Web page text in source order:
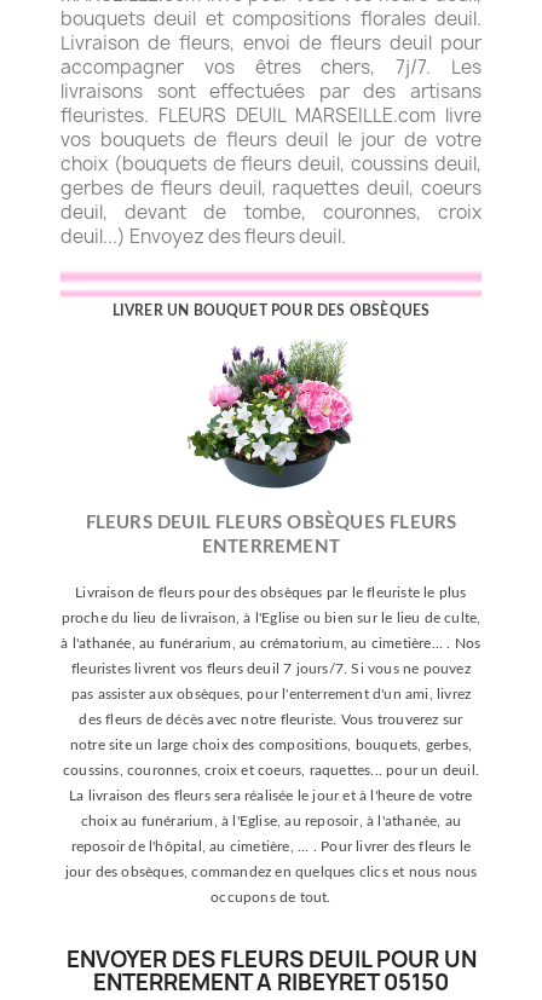
bouquets deuil et compositions florales deuil.
Livraison de fleurs, envoi de fleurs deuil pour
accompagner vos êtres chers, 7j/7. Les
livraisons sont effectuées par des artisans
fleuristes. FLEURS DEUIL MARSEILLE.com livre
vos bouquets de fleurs deuil le jour de votre
choix (bouquets de fleurs deuil, coussins deuil,
gerbes de fleurs deuil, raquettes deuil, coeurs
deuil, devant de tombe, couronnes, croix
deuil...) Envoyez des fleurs deuil.
LIVRER UN BOUQUET POUR DES OBSÈQUES
FLEURS DEUIL FLEURS OBSÈQUES FLEURS
ENTERREMENT
Livraison de fleurs pour des obsèques par le fleuriste le plus
proche du lieu de livraison, à l'Eglise ou bien sur le lieu de culte,
à l'athanée, au funérarium, au crématorium, au cimetière... . Nos
fleuristes livrent vos fleurs deuil 7 jours/7. Si vous ne pouvez
pas assister aux obsèques, pour l'enterrement d'un ami, livrez
des fleurs de décès avec notre fleuriste. Vous trouverez sur
notre site un large choix des compositions, bouquets, gerbes,
coussins, couronnes, croix et coeurs, raquettes... pour un deuil.
La livraison des fleurs sera réalisée le jour et à l'heure de votre
choix au funérarium, à l'Eglise, au reposoir, à l'athanée, au
reposoir de l'hôpital, au cimetière, ... . Pour livrer des fleurs le
jour des obsèques, commandez en quelques clics et nous nous
occupons de tout.
ENVOYER DES FLEURS DEUIL POUR UN
ENTERREMENT A RIBEYRET 05150